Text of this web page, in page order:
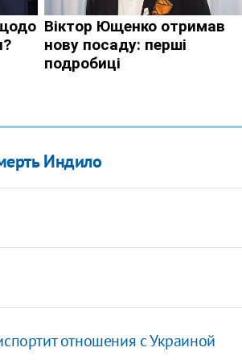
Индило
отношения с Украиной